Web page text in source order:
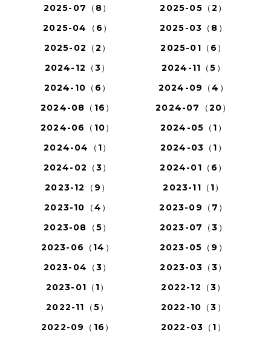
2025-07（8）
2025-05（2）
2025-04（6）
2025-03（8）
2025-02（2）
2025-01（6）
2024-12（3）
2024-11（5）
2024-10（6）
2024-09（4）
2024-08（16）
2024-07（20）
2024-06（10）
2024-05（1）
2024-04（1）
2024-03（1）
2024-02（3）
2024-01（6）
2023-12（9）
2023-11（1）
2023-10（4）
2023-09（7）
2023-08（5）
2023-07（3）
2023-06（14）
2023-05（9）
2023-04（3）
2023-03（3）
2023-01（1）
2022-12（3）
2022-11（5）
2022-10（3）
2022-09（16）
2022-03（1）